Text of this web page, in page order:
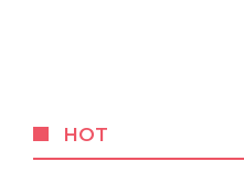
HOT